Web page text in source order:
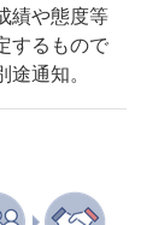
績や態度等
するもので
通知。